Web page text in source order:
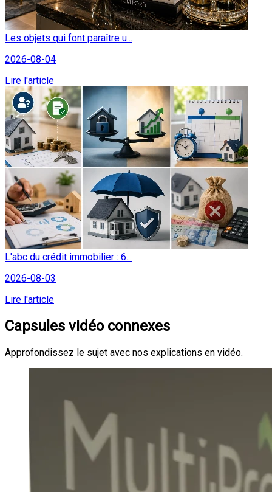
Les objets qui font paraître u...
2026-08-04
Lire l'article
L'abc du crédit immobilier : 6...
2026-08-03
Lire l'article
Capsules vidéo connexes
Approfondissez le sujet avec nos explications en vidéo.